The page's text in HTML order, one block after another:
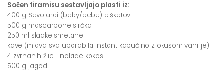
Sočen tiramisu sestavljajo plasti iz:
400 g Savoiardi (baby/bebe) piškotov
500 g mascarpone sirčka
250 ml sladke smetane
kave (midva sva uporabila instant kapučino z okusom vanilije)
4 zvrhanih žlic Linolade kokos
500 g jagod